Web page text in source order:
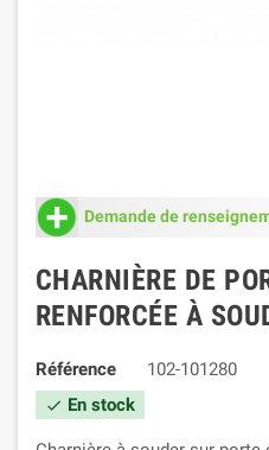
CHARNIÈRE DE
RENFORCÉE À
Référence 102-101280
check En stock